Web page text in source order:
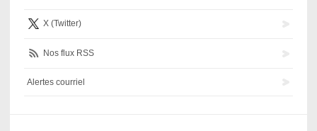
X (Twitter)
Nos flux RSS
Alertes courriel